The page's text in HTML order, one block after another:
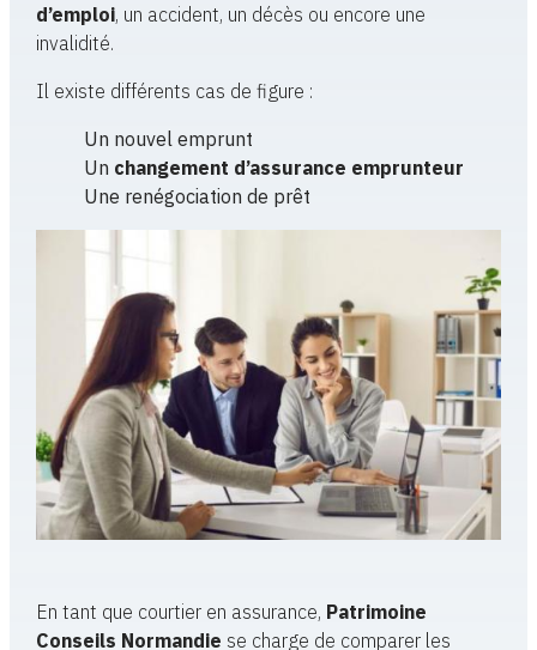
d’emploi, un accident, un décès ou encore une
invalidité.
Il existe différents cas de figure :
Un nouvel emprunt
Un changement d’assurance emprunteur
Une renégociation de prêt
En tant que courtier en assurance, Patrimoine
Conseils Normandie se charge de comparer les